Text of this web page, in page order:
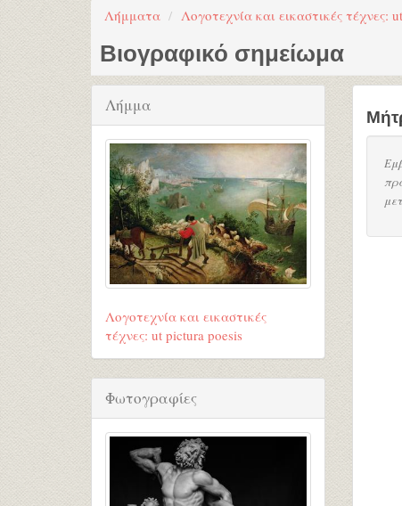
Λήμματα Λογοτεχνία και εικαστικές τέχνες:
Βιογραφικό σημείωμα
Λήμμα
Λογοτεχνία και εικαστικές
τέχνες: ut pictura poesis
Φωτογραφίες